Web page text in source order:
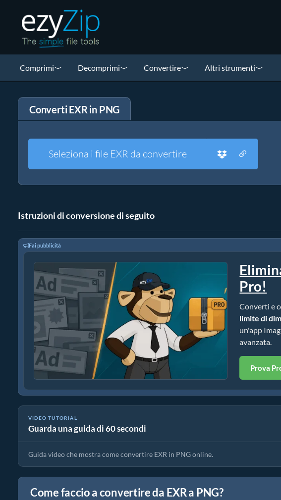
Comprimi Decomprimi Convertire Altri strumenti
Converti EXR in PNG
Seleziona i file EXR da convertire
Istruzioni di conversione di seguito
Fai pubblicità
Pro!
Converti e
limite di
un'app
avanzata.
Prova
VIDEO TUTORIAL
Guarda una guida di 60 secondi
Come Convertire EXR In PNG In Pochi Secondi!
Guida video che mostra come convertire EXR in PNG online.
Come faccio a convertire da EXR a PNG?